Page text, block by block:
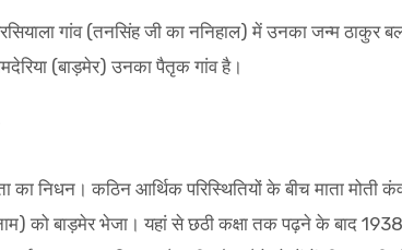
गांव (तनसिंह जी का ननिहाल) में उनका जन्म ठाकुर
(बाड़मेर) उनका पैतृक गांव है।
का निधन। कठिन आर्थिक परिस्थितियों के बीच माता मोती
को बाड़मेर भेजा। यहां से छठी कक्षा तक पढ़ने के बाद 1938